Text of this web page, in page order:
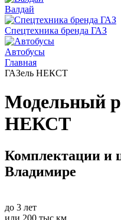
Валдай
Спецтехника бренда ГАЗ
Автобусы
Главная
ГАЗель НЕКСТ
Модельный
НЕКСТ
Комплектации и
Владимире
до 3 лет
или 200 тыс км